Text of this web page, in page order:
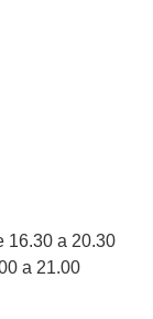
16.30 a 20.30
a 21.00